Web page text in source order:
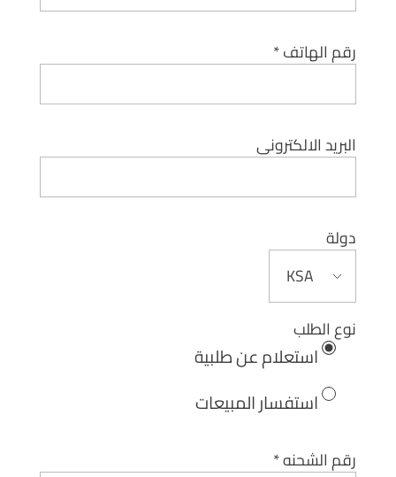
رقم الهاتف *
البريد الالكترونى
دولة
نوع الطلب
استعلام عن طلبية
استفسار المبيعات
رقم الشحنه *